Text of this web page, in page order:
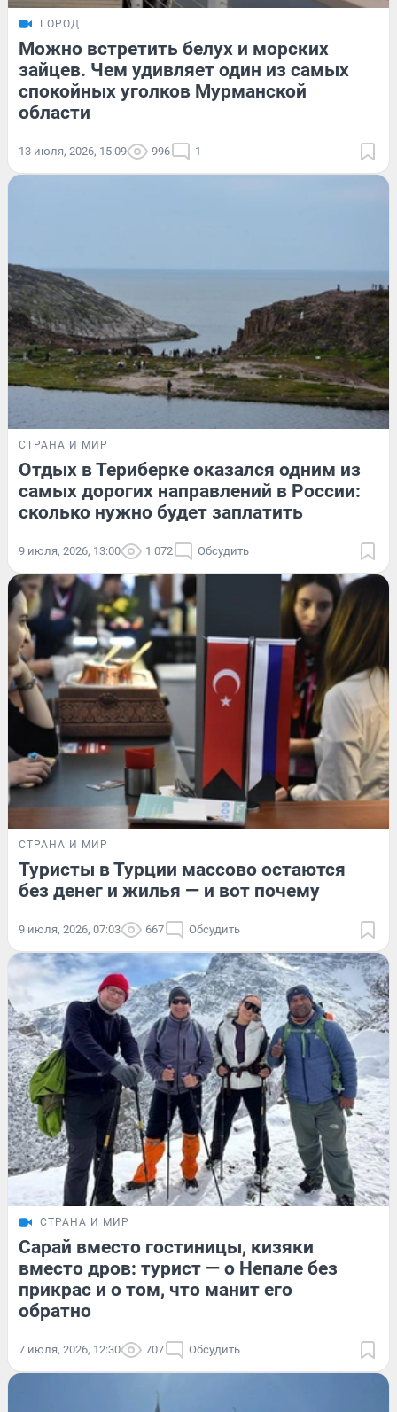
ГОРОД
Можно встретить белух и морских
зайцев. Чем удивляет один из самых
спокойных уголков Мурманской
области
13 июля, 2026, 15:09 996 1
СТРАНА И МИР
Отдых в Териберке оказался одним из
самых дорогих направлений в России:
сколько нужно будет заплатить
9 июля, 2026, 13:00 1 072 Обсудить
СТРАНА И МИР
Туристы в Турции массово остаются
без денег и жилья — и вот почему
9 июля, 2026, 07:03 667 Обсудить
СТРАНА И МИР
Сарай вместо гостиницы, кизяки
вместо дров: турист — о Непале без
прикрас и о том, что манит его
обратно
7 июля, 2026, 12:30 707 Обсудить